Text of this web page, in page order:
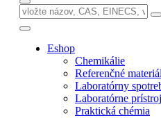
Eshop
Chemikálie
Referenčné
Laboratórny
Laboratórne
Praktická chémia